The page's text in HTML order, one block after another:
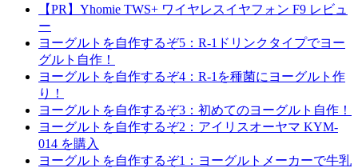
【PR】Yhomie TWS+ ワイヤレスイヤフォン F9 レビュ
ー
ヨーグルトを自作するぞ5：R-1ドリンクタイプでヨー
グルト自作！
ヨーグルトを自作するぞ4：R-1を種菌にヨーグルト作
り！
ヨーグルトを自作するぞ3：初めてのヨーグルト自作！
ヨーグルトを自作するぞ2：アイリスオーヤマ KYM-
014 を購入
ヨーグルトを自作するぞ1：ヨーグルトメーカーで牛乳